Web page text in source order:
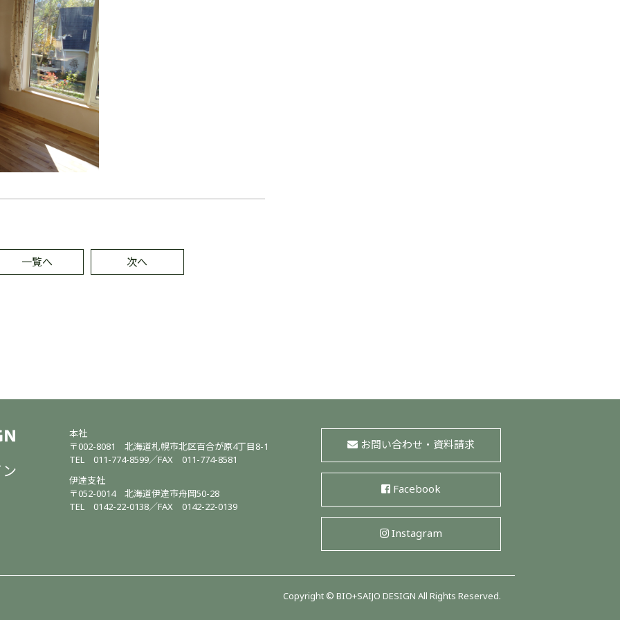
一覧へ 次へ
本社
〒002-8081 北海道札幌市北区百合が原4丁目8-1
TEL 011-774-8599／FAX 011-774-8581
伊達支社
〒052-0014 北海道伊達市舟岡50-28
TEL 0142-22-0138／FAX 0142-22-0139
お問い合わせ・資料請求
Facebook
Instagram
Copyright © BIO+SAIJO DESIGN All Rights Reserved.